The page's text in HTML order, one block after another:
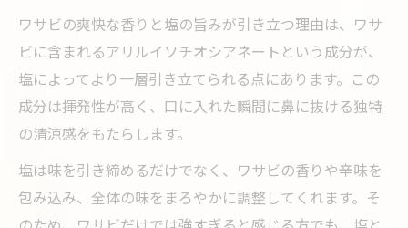
ワサビの爽快な香りと塩の旨みが引き立つ理由は、ワサ
ビに含まれるアリルイソチオシアネートという成分が、
塩によってより一層引き立てられる点にあります。この
成分は揮発性が高く、口に入れた瞬間に鼻に抜ける独特
の清涼感をもたらします。
塩は味を引き締めるだけでなく、ワサビの香りや辛味を
包み込み、全体の味をまろやかに調整してくれます。そ